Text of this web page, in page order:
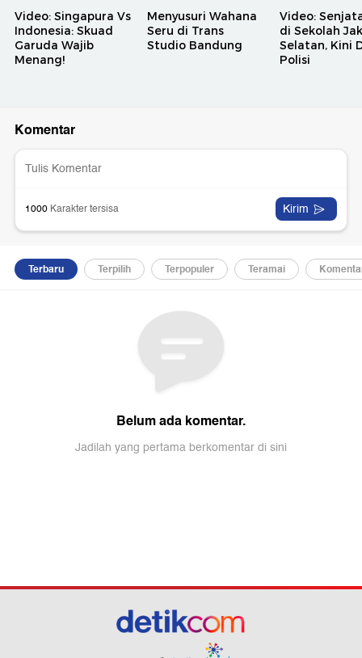
Video: Singapura Vs
Indonesia: Skuad
Garuda Wajib
Menang!
Menyusuri Wahana
Seru di Trans
Studio Bandung
Video:
di Sekolah
Selatan, Kini
Polisi